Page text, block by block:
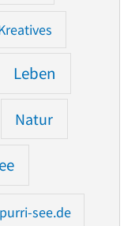
Leben
Natur
see.de